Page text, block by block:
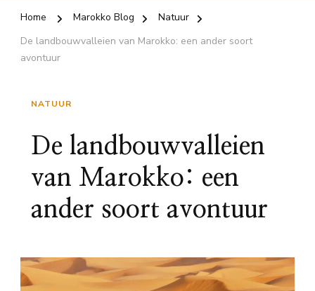
Home Marokko Blog
Natuur
De landbouwvalleien van Marokko: een ander soort
avontuur
NATUUR
De landbouwvalleien
van Marokko: een
ander soort avontuur